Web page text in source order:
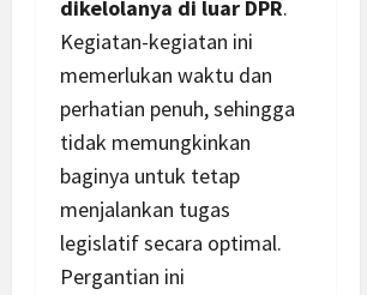
dikelolanya di luar DPR.
Kegiatan-kegiatan ini
memerlukan waktu dan
perhatian penuh, sehingga
tidak memungkinkan
baginya untuk tetap
menjalankan tugas
legislatif secara optimal.
Pergantian ini